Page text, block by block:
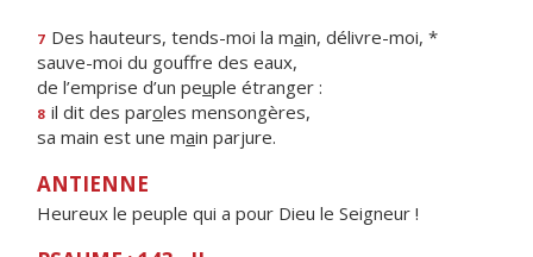
7 Des hauteurs, tends-moi la main, délivre-moi, *
sauve-moi du gouffre des eaux,
de l’emprise d’un peuple étranger :
8 il dit des paroles mensongères,
sa main est une main parjure.
ANTIENNE
Heureux le peuple qui a pour Dieu le Seigneur !